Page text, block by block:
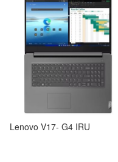
Lenovo V17- G4 IRU